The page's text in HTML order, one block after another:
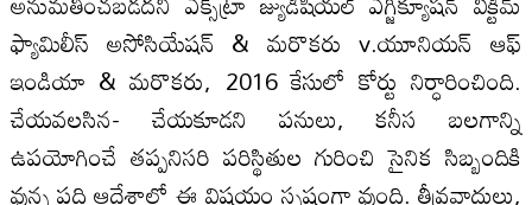
ఫ్యామిలీస్ అసోసియేషన్ & మరొకరు v.యూనియన్ ఆఫ్
ఇండియా & మరొకరు, 2016 కేసులో కోర్టు నిర్ధారించింది.
చేయవలసిన- చేయకూడని పనులు, కనీస బలగాన్ని
ఉపయోగించే తప్పనిసరి పరిస్థితుల గురించి సైనిక సిబ్బందికి
వున్న పది ఆదేశాల్లో ఈ విషయం స్పష్టంగా వుంది. తీవ్రవాదులు,